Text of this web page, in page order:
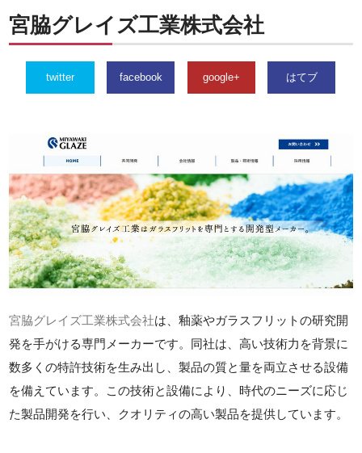
宮脇グレイズ工業株式会社
twitter facebook google+ はてブ
宮脇グレイズ工業株式会社は、釉薬やガラスフリットの研究開
発を手がける専門メーカーです。同社は、高い技術力を背景に
数多くの特許技術を生み出し、製品の質と量を両立させる設備
を備えています。この技術と設備により、時代のニーズに応じ
た製品開発を行い、クオリティの高い製品を提供しています。